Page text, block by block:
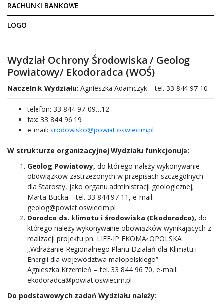
RACHUNKI BANKOWE
LOGO
Wydział Ochrony Środowiska / Geolog
Powiatowy/ Ekodoradca (WOŚ)
Naczelnik Wydziału: Agnieszka Adamczyk – tel. 33 844 97 10
telefon: 33 844-97-09…12
fax: 33 844 96 19
e-mail: srodowisko@powiat.oswiecim.pl
W strukturze organizacyjnej Wydziału funkcjonuje:
Geolog Powiatowy, do którego należy wykonywanie
obowiązków zastrzeżonych w przepisach szczególnych
dla Starosty, jako organu administracji geologicznej;
Marta Bucka – tel. 33 844 97 11, e-mail:
geolog@powiat.oswiecim.pl
Doradca ds. klimatu i środowiska (Ekodoradca), do
którego należy wykonywanie obowiązków wynikających z
realizacji projektu pn. LIFE-IP EKOMAŁOPOLSKA
„Wdrażanie Regionalnego Planu Działań dla Klimatu i
Energii dla województwa małopolskiego”.
Agnieszka Krzemień – tel. 33 844 96 70, e-mail:
ekodoradca@powiat.oswiecim.pl
Do podstawowych zadań Wydziału należy: